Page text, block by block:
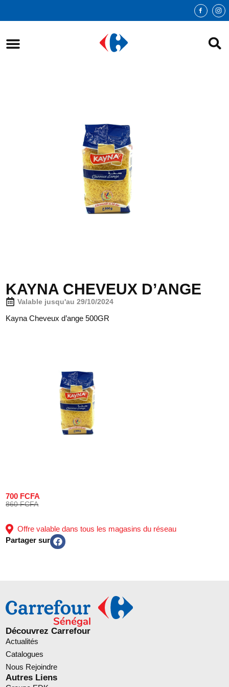
KAYNA CHEVEUX D’ANGE
Valable jusqu'au 29/10/2024
Kayna Cheveux d’ange 500GR
700 FCFA
860 FCFA
Offre valable dans tous les magasins du réseau
Partager sur
Découvrez Carrefour
Actualités
Catalogues
Nous Rejoindre
Autres Liens